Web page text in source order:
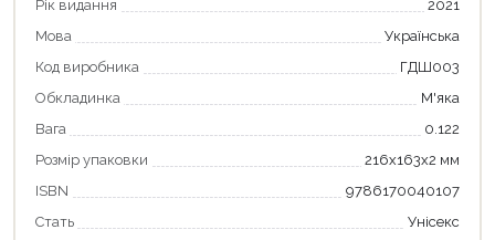
Рік видання
2021
Мова
Українська
Код виробника
ГДШ003
Обкладинка
М'яка
Вага
0.122
Розмір упаковки
216х163х2 мм
ISBN
9786170040107
Стать
Унісекс